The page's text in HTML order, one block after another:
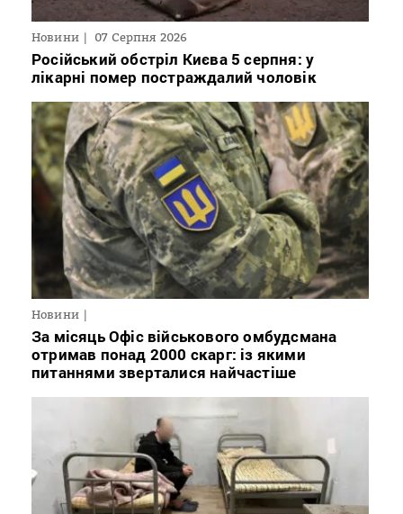
Новини 07 Серпня 2026
Російський обстріл Києва 5 серпня: у
лікарні помер постраждалий чоловік
Новини
За місяць Офіс військового омбудсмана
отримав понад 2000 скарг: із якими
питаннями зверталися найчастіше